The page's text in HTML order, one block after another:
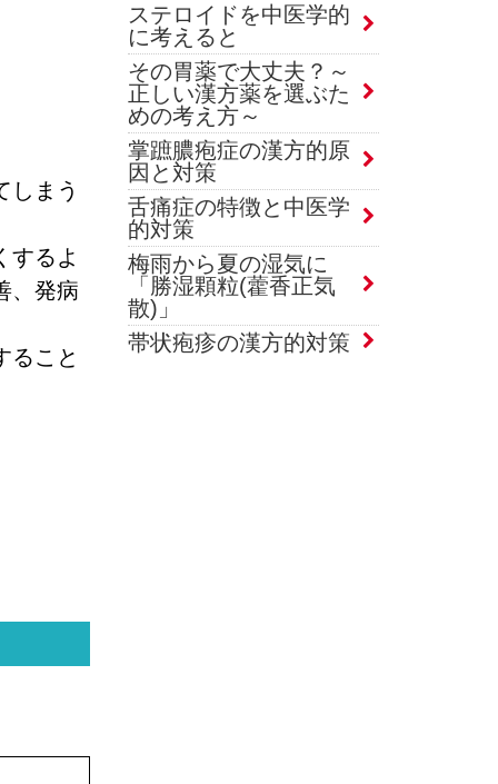
しまう
するよ
、発病
ること
ステロイドを中医学的
に考えると
その胃薬で大丈夫？～
正しい漢方薬を選ぶた
めの考え方～
掌蹠膿疱症の漢方的原
因と対策
舌痛症の特徴と中医学
的対策
梅雨から夏の湿気に
「勝湿顆粒(藿香正気
散)」
帯状疱疹の漢方的対策